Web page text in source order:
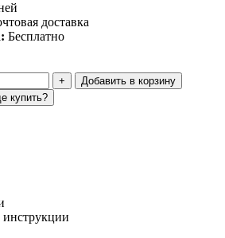
доставка
Бесплатно
Добавить в корзину
купить?